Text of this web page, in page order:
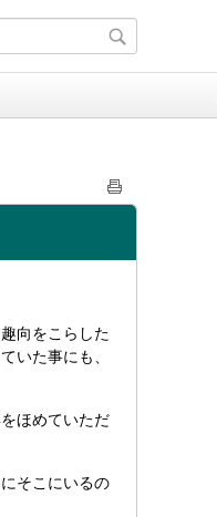
向をこらした
いた事にも、
ほめていただ
そこにいるの